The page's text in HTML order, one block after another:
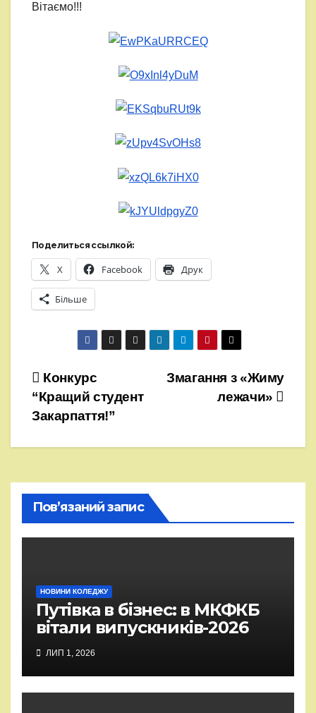
Вітаємо!!!
Поделиться ссылкой:
X Facebook Друк
Більше
Навігація
записів
Змагання з «Жиму
лежачи»
Конкурс
“Кращий студент
Закарпаття!”
Пов’язаний запис
НОВИНИ КОЛЕДЖУ
Путівка в бізнес: в МКФКБ
вітали випускників-2026
ЛИП 1, 2026